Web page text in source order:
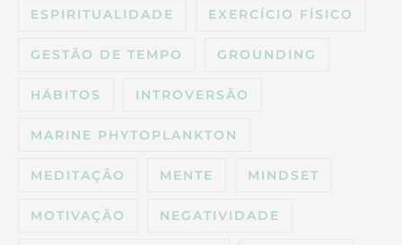
ESPIRITUALIDADE EXERCÍCIO FÍSICO
GESTÃO DE TEMPO GROUNDING
HÁBITOS INTROVERSÃO
MARINE PHYTOPLANKTON
MEDITAÇÃO MENTE MINDSET
MOTIVAÇÃO NEGATIVIDADE